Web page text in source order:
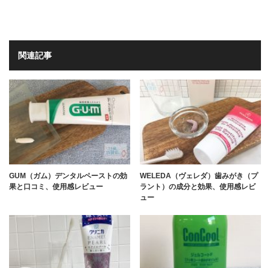
関連記事
GUM（ガム）デンタルペーストの効
果と口コミ、使用感レビュー
WELEDA（ヴェレダ）歯みがき（プ
ラント）の成分と効果、使用感レビ
ュー